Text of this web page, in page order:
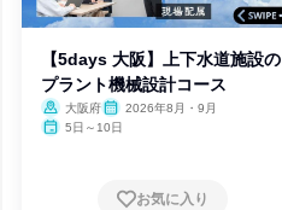
【5days 大阪】上下水道施設の
プラント機械設計コース
大阪府
2026年8月・9月
5日～10日
お気に入り